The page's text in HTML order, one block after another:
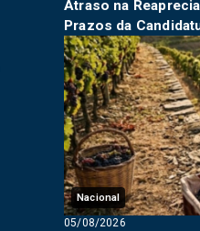
Atraso na
Prazos da
Nacional
05/08/2026